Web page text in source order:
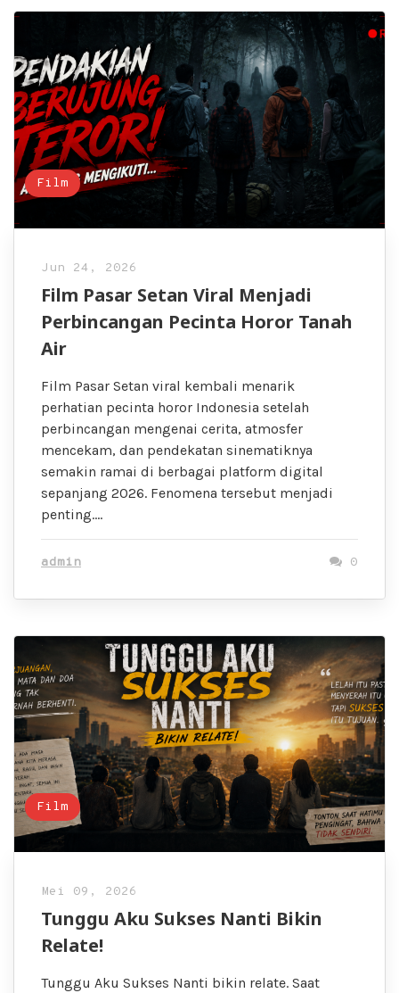
Film
Jun 24, 2026
Film Pasar Setan Viral Menjadi
Perbincangan Pecinta Horor Tanah
Air
Film Pasar Setan viral kembali menarik
perhatian pecinta horor Indonesia setelah
perbincangan mengenai cerita, atmosfer
mencekam, dan pendekatan sinematiknya
semakin ramai di berbagai platform digital
sepanjang 2026. Fenomena tersebut menjadi
penting….
admin 0
Film
Mei 09, 2026
Tunggu Aku Sukses Nanti Bikin
Relate!
Tunggu Aku Sukses Nanti bikin relate. Saat